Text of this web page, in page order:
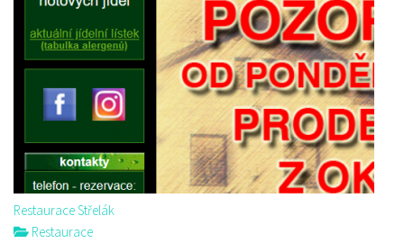
Restaurace Střelák
Restaurace